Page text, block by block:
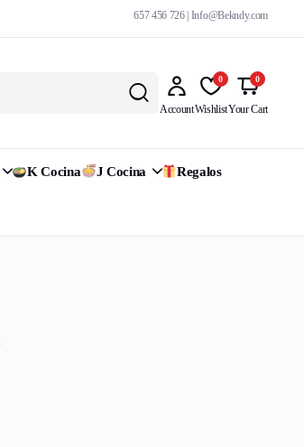
657 456 726 | Info@Bekndy.com
Account
0
Wishlist
0
Your Cart
K Cocina J Cocina Regalos